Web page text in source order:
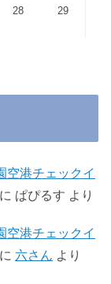
28
29
港チェックイ
に ぱぴるす より
港チェックイ
に 六さん より